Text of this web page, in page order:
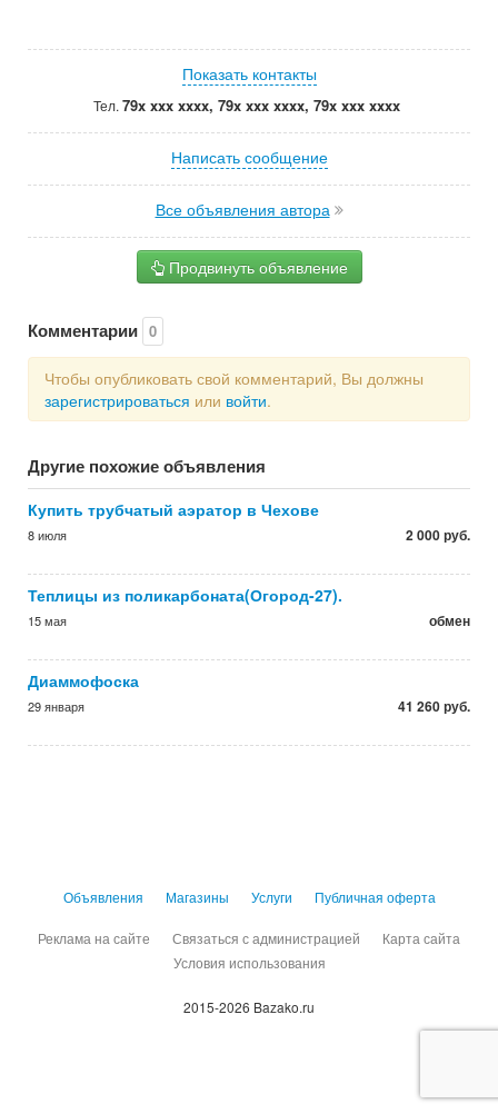
Показать контакты
Тел. 79x xxx xxxx, 79x xxx xxxx, 79x xxx xxxx
Написать сообщение
Все объявления автора
Продвинуть объявление
Комментарии 0
Чтобы опубликовать свой комментарий, Вы должны
зарегистрироваться или войти.
Другие похожие объявления
Купить трубчатый аэратор в Чехове
8 июля 2 000 руб.
Теплицы из поликарбоната(Огород-27).
15 мая обмен
Диаммофоска
29 января 41 260 руб.
Объявления Магазины Услуги Публичная оферта
Реклама на сайте Связаться с администрацией
Карта сайта
Условия использования
2015-2026 Bazako.ru